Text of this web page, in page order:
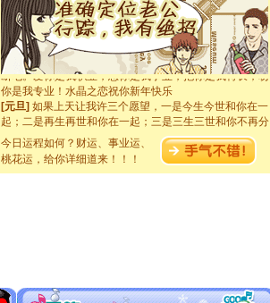
都要快乐噢!
[圣诞节]奉上一颗祝福的心,在这个特别的日子里,愿幸福,
如意,快乐,鲜花,一切美好的祝愿与你同在.圣诞快乐!
[元旦]看到你我会触电；看不到你我要充电；没有你我会
断电。爱你是我职业，想你是我事业，抱你是我特长，吻
你是我专业！水晶之恋祝你新年快乐
[元旦]如果上天让我许三个愿望，一是今生今世和你在一
起；二是再生再世和你在一起；三是三生三世和你不再分
离。水晶之恋祝你新年快乐
[元旦]当我狠下心扭头离去那一刻，你在我身后无助地哭
泣，这痛楚让我明白我多么爱你。我转身抱住你：这猪不
卖了。水晶之恋祝你新年快乐。
你太多，只有给你五千万：千万快乐！千万要健康！千万
今日运程如何？财运、事业运、
桃花运，给你详细道来！！！